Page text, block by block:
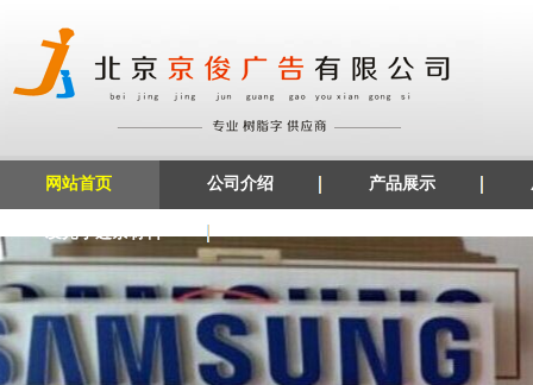
网站首页 公司介绍 产品展示
发光字边条材料